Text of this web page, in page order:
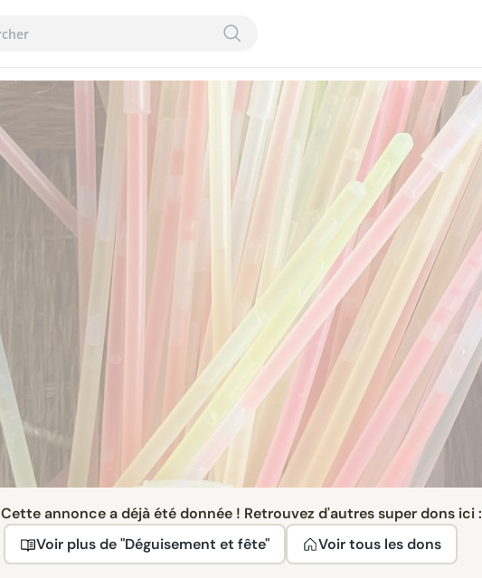
Cette annonce a déjà été donnée ! Retrouvez d'autres super dons ici :
Voir plus de "Déguisement et fête"
Voir tous les dons